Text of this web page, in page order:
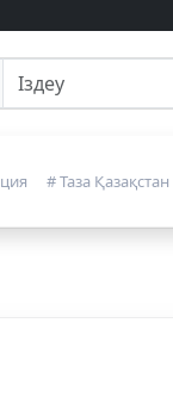
іздеу
# Таза Қазақстан